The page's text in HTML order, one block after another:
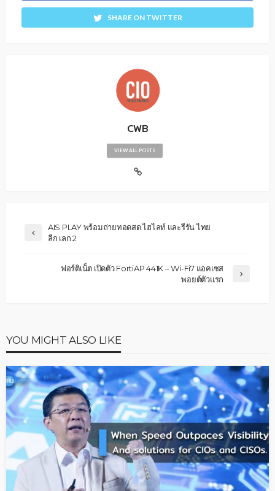
SHARE ON TWITTER
CWB
VIEW ALL POSTS
AIS PLAY พร้อมถ่ายทอดสด ไฮไลท์ และรีรัน ไทย
ลีก เลก 2
ฟอร์ติเน็ต เปิดตัว FortiAP 441K – Wi-Fi7 แอคเซส
พอยต์ตัวแรก
YOU MIGHT ALSO LIKE